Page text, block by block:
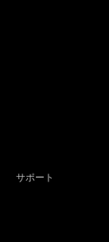
サポート